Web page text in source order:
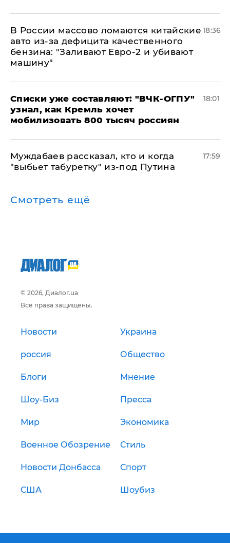
В России массово ломаются китайские
авто из-за дефицита качественного
бензина: "Заливают Евро-2 и убивают
машину"
18:36
Списки уже составляют: "ВЧК-ОГПУ"
узнал, как Кремль хочет
мобилизовать 800 тысяч россиян
18:01
Муждабаев рассказал, кто и когда
"выбьет табуретку" из-под Путина
17:59
Смотреть ещё
© 2026, Диалог.ua
Все права защищены.
Новости Украина
россия Общество
Блоги Мнение
Шоу-Биз Пресса
Мир Экономика
Военное Обозрение Стиль
Новости Донбасса Спорт
США Шоубиз